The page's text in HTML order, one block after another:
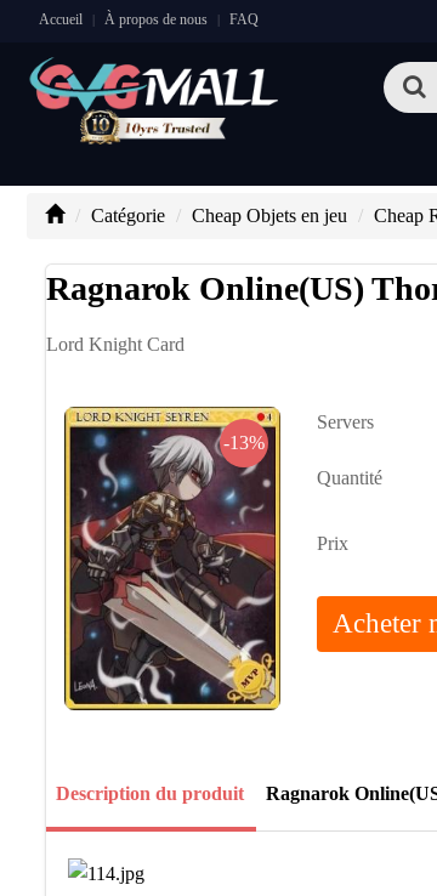
Accueil | À propos de nous | FAQ
Catégorie Cheap Objets en jeu Cheap
Ragnarok Online(US)
Lord Knight Card
-13%
Servers
Quantité
Prix
Acheter
Description du produit Ragnarok